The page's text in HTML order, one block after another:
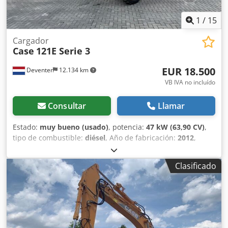
1 / 15
Deventer 12.134 km
Cargador
Case 121E Serie 3
EUR 18.500
VB IVA no incluído
Consultar Llamar
Estado: muy bueno (usado), potencia: 47 kW (63,90 CV),
tipo de combustible: diésel, Año de fabricación: 2012,
1.060 h
adicionales = - Control con 2 pedales - Cabina cerrada =
Notas = Serie CASE 121E, modelo 3 – Año de fabricación:
2012 – 1.060 horas de funcionamiento Pala cargadora de la
serie CASE 121E, modelo 3, año de fabricación: 2012. La
máquina se encuentra en buen estado y solo tiene 1.060
horas de funcionamiento. La máquina se encuentra en
buen estado tanto a nivel técnico como estético. Es
Clasificado